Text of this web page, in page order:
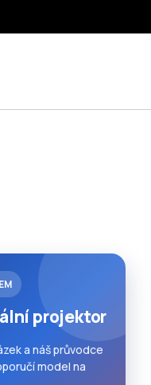
projektor
a náš průvodce
model na